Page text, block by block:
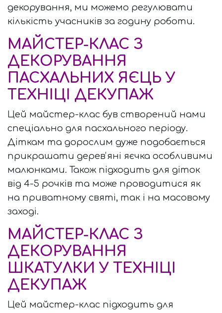
декорування, ми можемо регулювати
кількість учасників за годину роботи.
МАЙСТЕР-КЛАС З
ДЕКОРУВАННЯ
ПАСХАЛЬНИХ ЯЄЦЬ У
ТЕХНІЦІ ДЕКУПАЖ
Цей майстер-клас був створений нами
спеціально для пасхального періоду.
Діткам та дорослим дуже подобається
прикрашати деревʼяні яєчка особливими
малюнками. Також підходить для діток
від 4-5 рочків та може проводитися як
на приватному святі, так і на масовому
заході.
МАЙСТЕР-КЛАС З
ДЕКОРУВАННЯ
ШКАТУЛКИ У ТЕХНІЦІ
ДЕКУПАЖ
Цей майстер-клас підходить для